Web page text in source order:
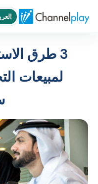
الصفحة الرئيسية
3 طرق
لمبيعات